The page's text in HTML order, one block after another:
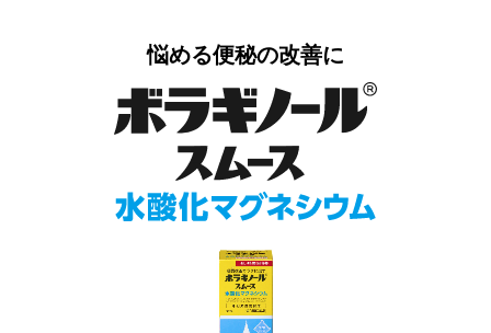
悩める便秘の改善に